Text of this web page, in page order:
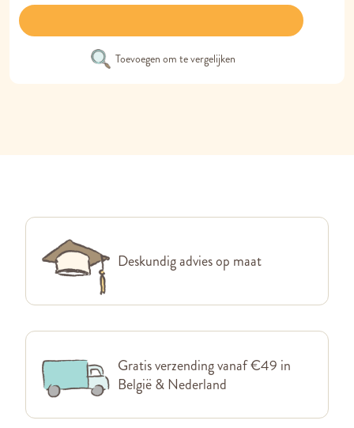
Toevoegen om te vergelijken
Deskundig advies op maat
Gratis verzending vanaf €49 in
België & Nederland